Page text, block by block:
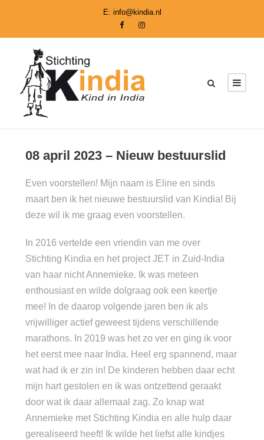
E: info@kindia.nl
08 april 2023 – Nieuw bestuurslid
Even voorstellen! Mijn naam is Eline en sinds
maart ben ik het nieuwe bestuurslid van Kindia! Bij
deze wil ik me graag even voorstellen.
In 2016 vertelde een vriendin van me over
Stichting Kindia en het project JET in Zuid-India
van haar nicht Annemieke. Ik was meteen
enthousiast en wilde dolgraag ook een keertje
mee! In de daarop volgende jaren ben ik als
vrijwilliger actief geweest tijdens verschillende
marathons. In 2019 was het zo ver en ging ik voor
het eerst mee naar India. Heel erg spannend, maar
wat had ik er zin in! De kinderen hebben daar echt
mijn hart gestolen en ik was ontzettend geraakt
door wat ik daar allemaal zag. Zo knap wat
Annemieke met Stichting Kindia en alle hulp daar
gerealiseerd heeft! Ik wilde het liefst alle kindjes